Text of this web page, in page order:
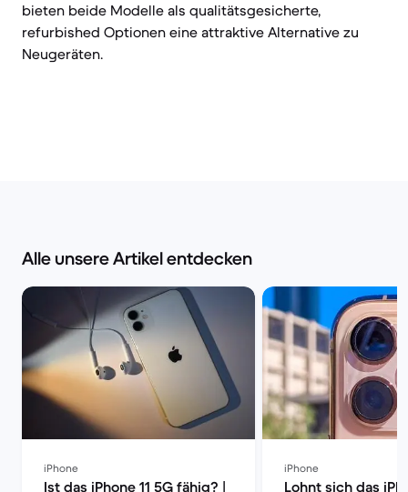
bieten beide Modelle als qualitätsgesicherte,
refurbished Optionen eine attraktive Alternative zu
Neugeräten.
Alle unsere Artikel entdecken
iPhone
Ist das iPhone 11 5G fähig? |
iPhone
Lohnt sich das